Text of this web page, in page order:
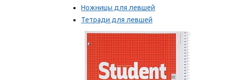
Ножницы для левшей
Тетради для левшей
Точилки для левшей
Мы рекомендуем